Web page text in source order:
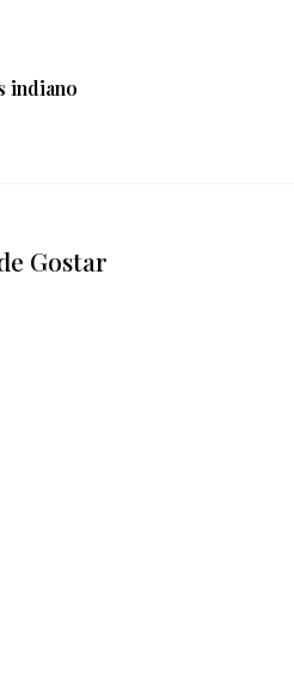
indiano
Gostar